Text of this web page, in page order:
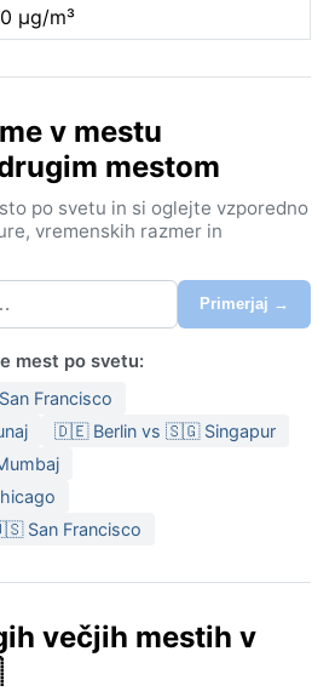
µg/m³
v mestu
mestom
po svetu in si oglejte vzporedno
vremenskih razmer in
Primerjaj →
mest po svetu:
Francisco
🇩🇪 Berlin vs 🇸🇬 Singapur
San Francisco
večjih mestih v